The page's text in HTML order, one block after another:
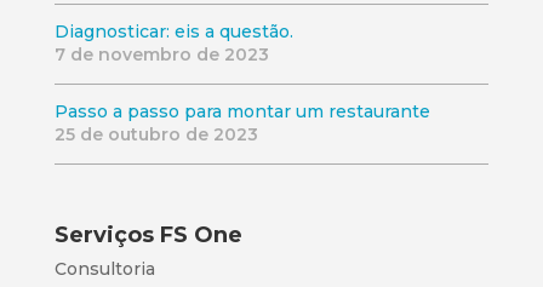
Diagnosticar: eis a questão.
7 de novembro de 2023
Passo a passo para montar um restaurante
25 de outubro de 2023
Serviços FS One
Consultoria